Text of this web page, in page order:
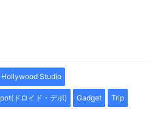
Studio
ドロイド・デポ) Gadget Trip